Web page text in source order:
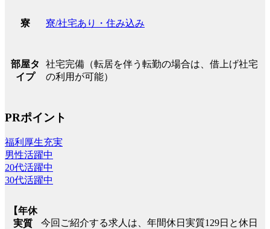
寮 寮/社宅あり・住み込み
部屋タ
イプ
社宅完備（転居を伴う転勤の場合は、借上げ社宅
の利用が可能）
PRポイント
福利厚生充実
男性活躍中
20代活躍中
30代活躍中
【年休
実質
今回ご紹介する求人は、年間休日実質129日と休日